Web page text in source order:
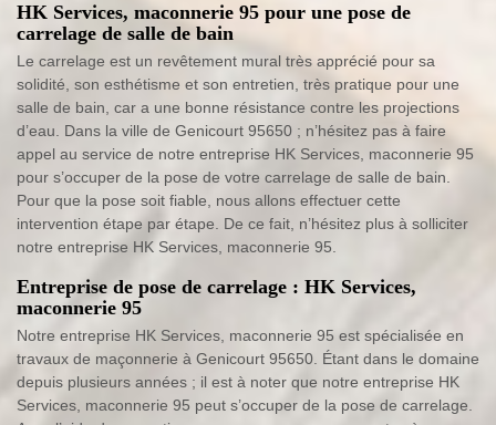
HK Services, maconnerie 95 pour une pose de
carrelage de salle de bain
Le carrelage est un revêtement mural très apprécié pour sa
solidité, son esthétisme et son entretien, très pratique pour une
salle de bain, car a une bonne résistance contre les projections
d’eau. Dans la ville de Genicourt 95650 ; n’hésitez pas à faire
appel au service de notre entreprise HK Services, maconnerie 95
pour s’occuper de la pose de votre carrelage de salle de bain.
Pour que la pose soit fiable, nous allons effectuer cette
intervention étape par étape. De ce fait, n’hésitez plus à solliciter
notre entreprise HK Services, maconnerie 95.
Entreprise de pose de carrelage : HK Services,
maconnerie 95
Notre entreprise HK Services, maconnerie 95 est spécialisée en
travaux de maçonnerie à Genicourt 95650. Étant dans le domaine
depuis plusieurs années ; il est à noter que notre entreprise HK
Services, maconnerie 95 peut s’occuper de la pose de carrelage.